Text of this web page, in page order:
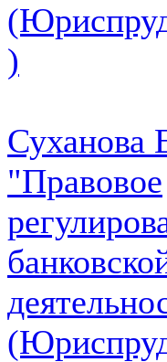
)
Суханова
"Правовое